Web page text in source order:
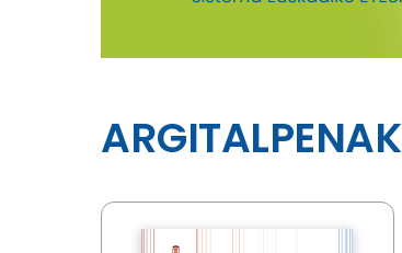
ARGITALPENAK